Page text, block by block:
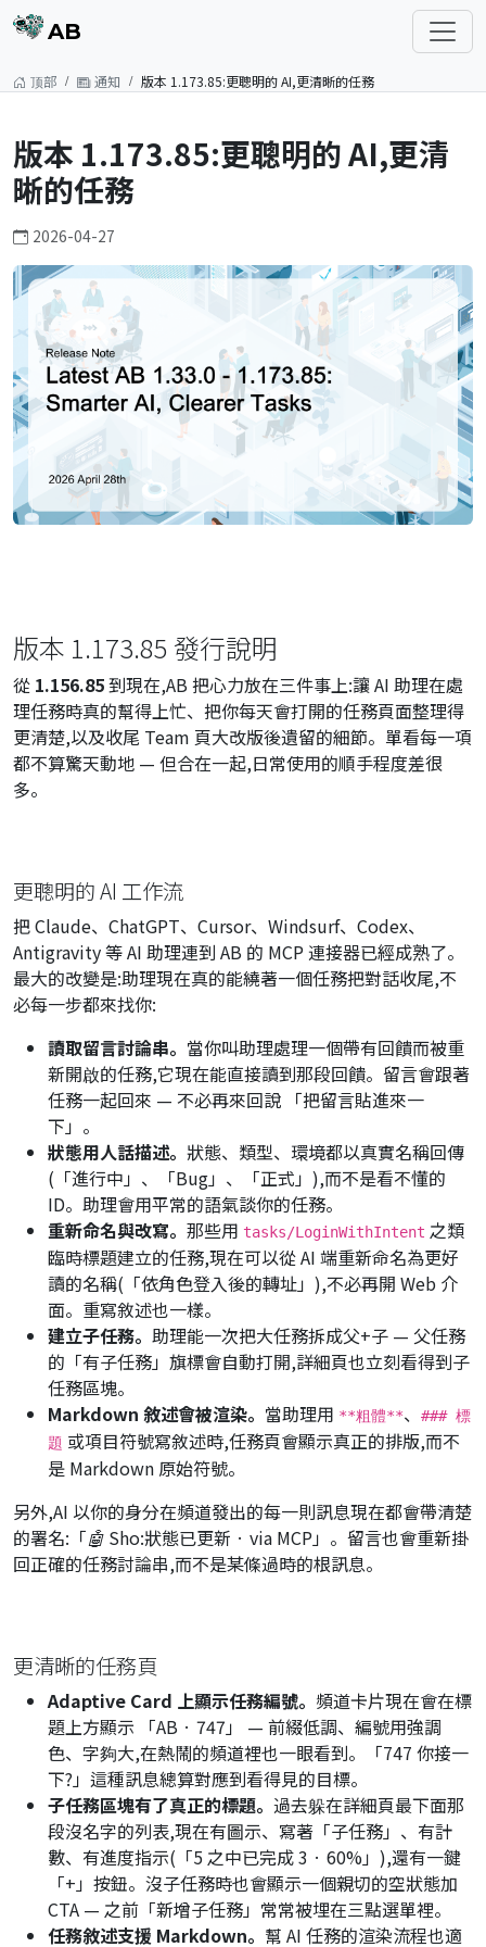
AB
顶部 通知 版本 1.173.85:更聰明的 AI,更清晰的任務
版本 1.173.85:更聰明的 AI,更清
晰的任務
2026-04-27
版本 1.173.85 發行說明
從 1.156.85到現在,AB 把心力放在三件事上:讓 AI 助理在處
理任務時真的幫得上忙、把你每天會打開的任務頁面整理得
更清楚,以及收尾 Team 頁大改版後遺留的細節。單看每一項
都不算驚天動地 — 但合在一起,日常使用的順手程度差很
多。
更聰明的 AI 工作流
把 Claude、ChatGPT、Cursor、Windsurf、Codex、
Antigravity 等 AI 助理連到 AB 的 MCP 連接器已經成熟了。
最大的改變是:助理現在真的能繞著一個任務把對話收尾,不
必每一步都來找你:
讀取留言討論串。 當你叫助理處理一個帶有回饋而被重
新開啟的任務,它現在能直接讀到那段回饋。留言會跟著
任務一起回來 — 不必再來回說 「把留言貼進來一
下」 。
狀態用人話描述。 狀態、類型、環境都以真實名稱回傳
( 「進行中」 、 「Bug」 、 「正式」 ),而不是看不懂的
ID。助理會用平常的語氣談你的任務。
重新命名與改寫。 那些用 tasks/LoginWithIntent 之類
臨時標題建立的任務,現在可以從 AI 端重新命名為更好
讀的名稱( 「依角色登入後的轉址」 ),不必再開 Web 介
面。重寫敘述也一樣。
建立子任務。 助理能一次把大任務拆成父+子 — 父任務
的「有子任務」旗標會自動打開,詳細頁也立刻看得到子
任務區塊。
Markdown 敘述會被渲染。 當助理用 **粗體**、
### 標
題 或項目符號寫敘述時,任務頁會顯示真正的排版,而不
是 Markdown 原始符號。
另外,AI 以你的身分在頻道發出的每一則訊息現在都會帶清楚
的署名: 「🤖 Sho:狀態已更新 · via MCP」 。留言也會重新掛
回正確的任務討論串,而不是某條過時的根訊息。
更清晰的任務頁
Adaptive Card 上顯示任務編號。 頻道卡片現在會在標
題上方顯示
「AB · 747」
— 前綴低調、編號用強調
色、字夠大,在熱鬧的頻道裡也一眼看到。
「747 你接一
下?」 這種訊息總算對應到看得見的目標。
子任務區塊有了真正的標題。 過去躲在詳細頁最下面那
段沒名字的列表,現在有圖示、寫著「子任務」、有計
數、有進度指示( 「5 之中已完成 3 · 60%」 ),還有一鍵
「+」按鈕。沒子任務時也會顯示一個親切的空狀態加
CTA — 之前「新增子任務」常常被埋在三點選單裡。
任務敘述支援 Markdown。 幫 AI 任務的渲染流程也適